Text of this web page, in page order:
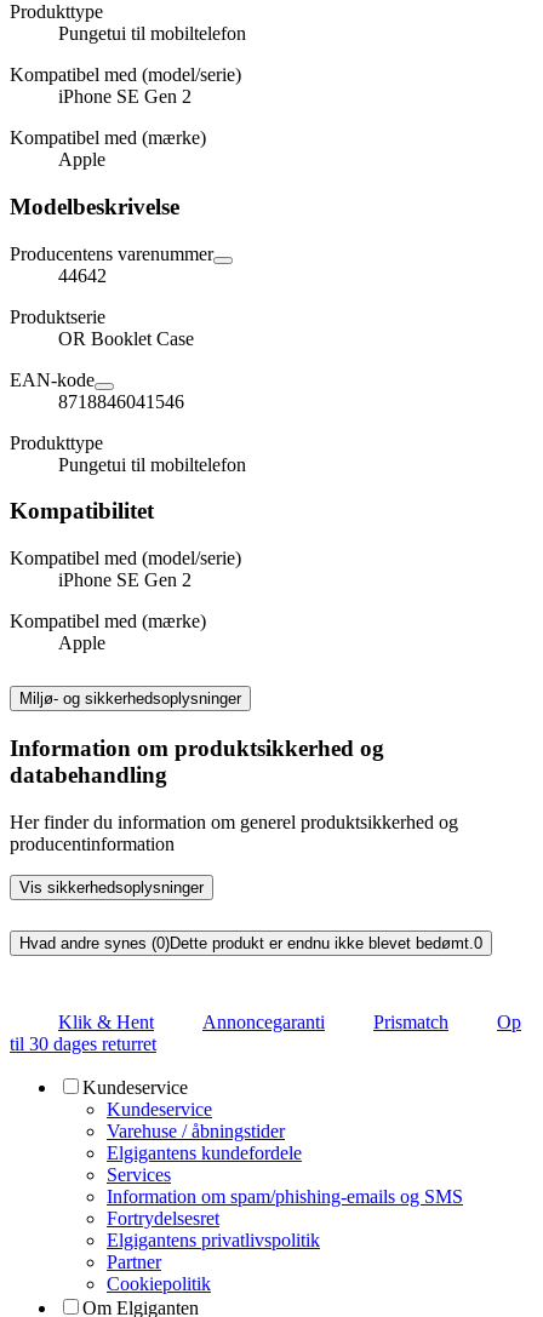
Produkttype
Pungetui til mobiltelefon
Kompatibel med (model/serie)
iPhone SE Gen 2
Kompatibel med (mærke)
Apple
Modelbeskrivelse
Producentens varenummer
44642
Produktserie
OR Booklet Case
EAN-kode
8718846041546
Produkttype
Pungetui til mobiltelefon
Kompatibilitet
Kompatibel med (model/serie)
iPhone SE Gen 2
Kompatibel med (mærke)
Apple
Miljø- og sikkerhedsoplysninger
Information om produktsikkerhed og
databehandling
Her finder du information om generel produktsikkerhed og
producentinformation
Vis sikkerhedsoplysninger
Hvad andre synes (0)Dette produkt er endnu ikke blevet bedømt.0
Klik & Hent Annoncegaranti Prismatch
Op
til 30 dages returret
Kundeservice
Kundeservice
Varehuse / åbningstider
Elgigantens kundefordele
Services
Information om spam/phishing-emails og SMS
Fortrydelsesret
Elgigantens privatlivspolitik
Partner
Cookiepolitik
Om Elgiganten